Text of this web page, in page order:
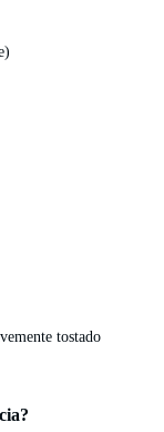
tostado